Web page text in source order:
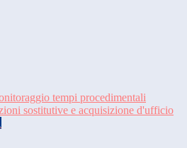
tempi procedimentali
sostitutive e acquisizione d'ufficio